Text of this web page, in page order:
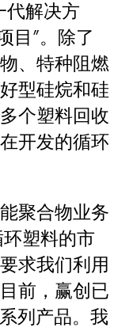
代解决方
目”。除了
、特种阻燃
型硅烷和硅
个塑料回收
开发的循环
聚合物业务
塑料的市
求我们利用
前，赢创已
列产品。我